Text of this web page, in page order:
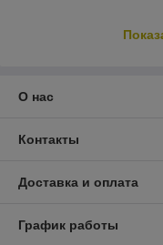
О нас
Контакты
Доставка и оплата
График работы